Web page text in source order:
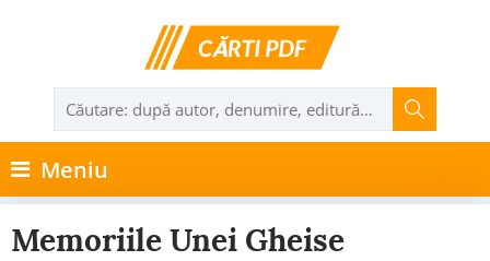
Meniu
Memoriile Unei Gheise